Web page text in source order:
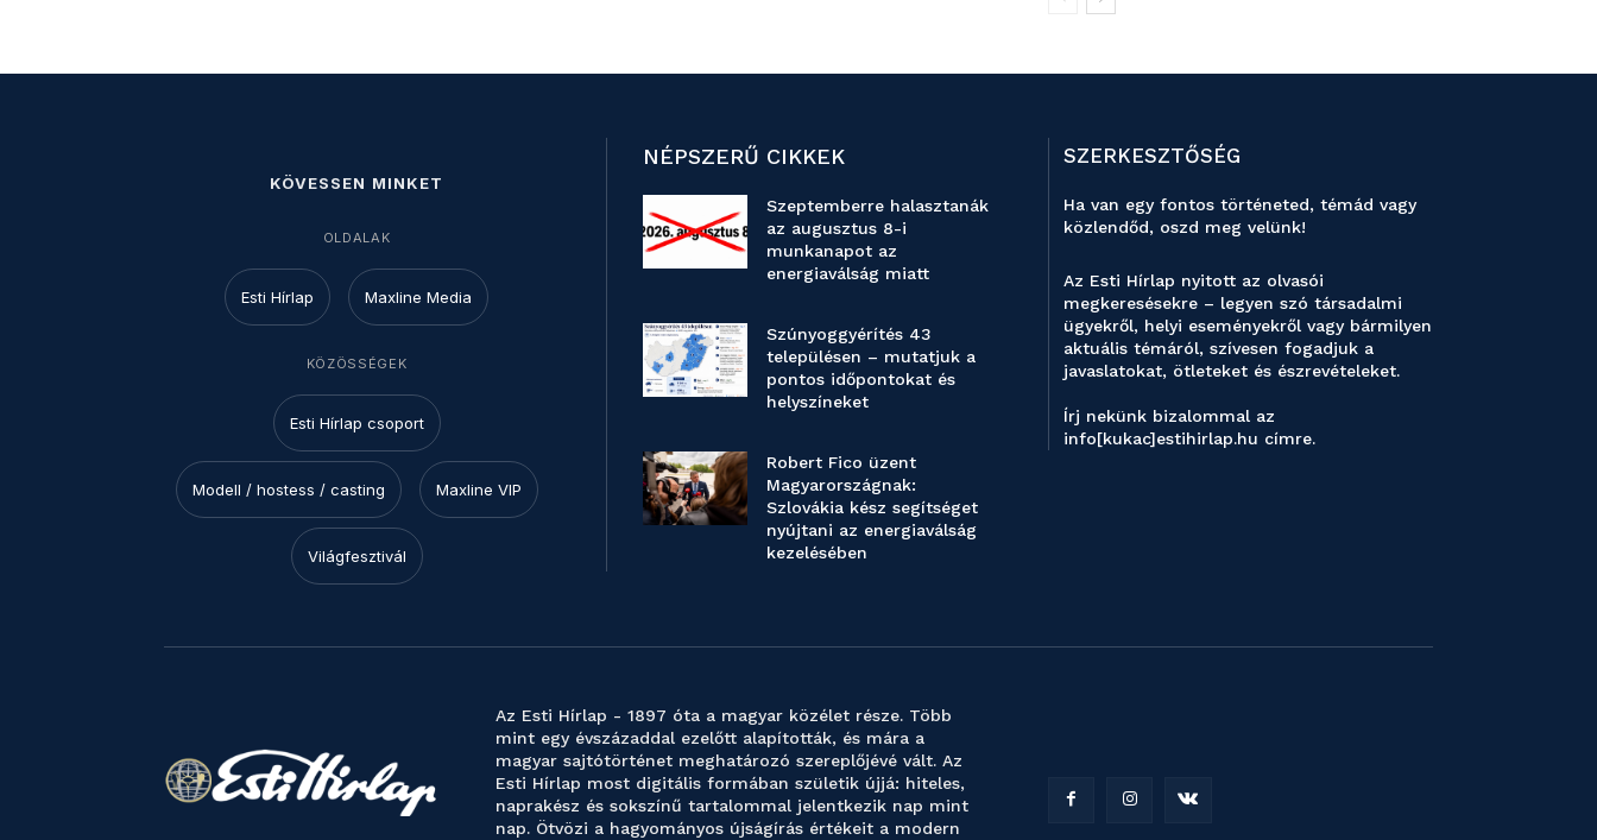
KÖVESSEN MINKET
OLDALAK
Esti Hírlap Maxline Media
KÖZÖSSÉGEK
Esti Hírlap csoport
Modell / hostess / casting Maxline VIP
Világfesztivál
NÉPSZERŰ CIKKEK
Szeptemberre halasztanák
az augusztus 8-i
munkanapot az
energiaválság miatt
Szúnyoggyérítés 43
településen – mutatjuk a
pontos időpontokat és
helyszíneket
Robert Fico üzent
Magyarországnak:
Szlovákia kész segítséget
nyújtani az energiaválság
kezelésében
SZERKESZTŐSÉG
Ha van egy fontos történeted, témád vagy
közlendőd, oszd meg velünk!
Az Esti Hírlap nyitott az olvasói
megkeresésekre – legyen szó társadalmi
ügyekről, helyi eseményekről vagy bármilyen
aktuális témáról, szívesen fogadjuk a
javaslatokat, ötleteket és észrevételeket.
Írj nekünk bizalommal az
info[kukac]estihirlap.hu címre.
Az Esti Hírlap - 1897 óta a magyar közélet része. Több
mint egy évszázaddal ezelőtt alapították, és mára a
magyar sajtótörténet meghatározó szereplőjévé vált. Az
Esti Hírlap most digitális formában születik újjá: hiteles,
naprakész és sokszínű tartalommal jelentkezik nap mint
nap. Ötvözi a hagyományos újságírás értékeit a modern